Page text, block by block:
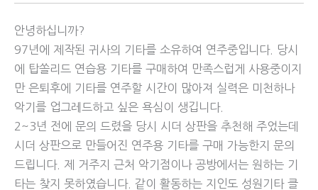
안녕하십니까?
97년에 제작된 귀사의 기타를 소유하여 연주중입니다. 당시
에 탑쏠리드 연습용 기타를 구매하여 만족스럽게 사용중이지
만 은퇴후에 기타를 연주할 시간이 많아져 실력은 미천하나
악기를 업그레드하고 싶은 욕심이 생깁니다.
2~3년 전에 문의 드렸을 당시 시더 상판을 추천해 주었는데
시더 상판으로 만들어진 연주용 기타를 구매 가능한지 문의
드립니다. 제 거주지 근처 악기점이나 공방에서는 원하는 기
타는 찾지 못하였습니다. 같이 활동하는 지인도 성원기타 클